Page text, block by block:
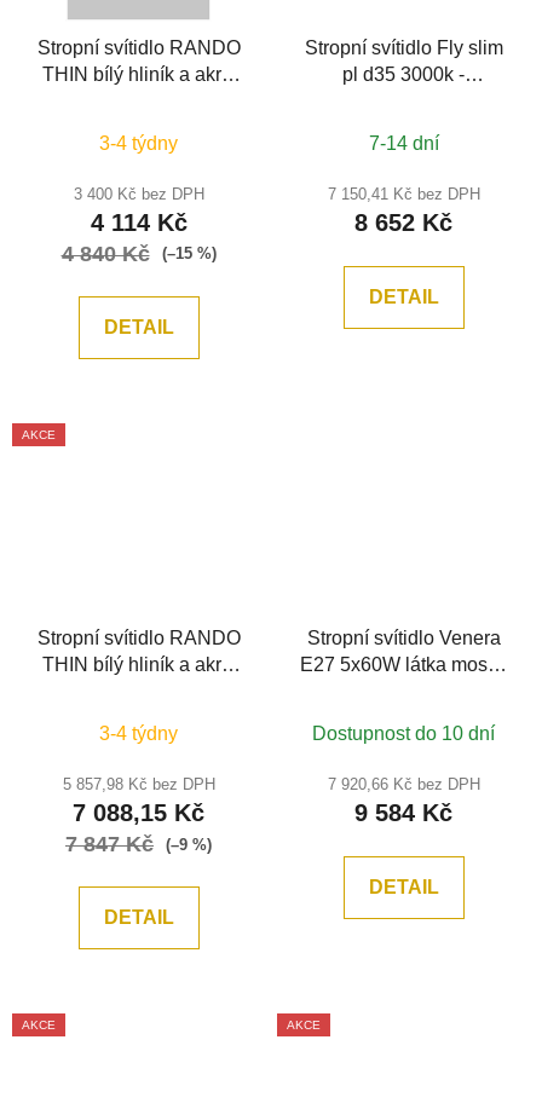
Stropní svítidlo RANDO
THIN bílý hliník a akryl
NOVA LUCE
3-4 týdny
3 400 Kč bez DPH
4 114 Kč
4 840 Kč (–15 %)
DETAIL
Stropní svítidlo Fly slim
pl d35 3000k -
7-14 dní
7 150,41 Kč bez DPH
8 652 Kč
DETAIL
AKCE
Stropní svítidlo RANDO
THIN bílý hliník a akryl
NOVA LUCE
3-4 týdny
5 857,98 Kč bez DPH
7 088,15 Kč
7 847 Kč (–9 %)
DETAIL
Stropní svítidlo Venera
E27 5x60W látka mosaz
Dostupnost do 10 dní
7 920,66 Kč bez DPH
9 584 Kč
DETAIL
AKCE AKCE